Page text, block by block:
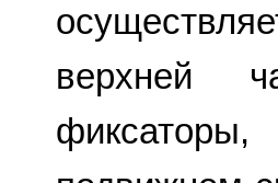
верхней